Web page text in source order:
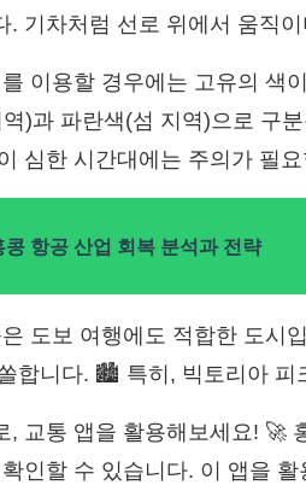
. 기차처럼 선로 위에서 움직
이용할 경우에는 고유의 색
)과 파란색(섬 지역)으로 구
심한 시간대에는 주의가 필
콩 항공 산업 회복 분석과 전략
도보 여행에도 적합한 도시
합니다. 🏙️ 특히, 빅토리아 피
, 교통 앱을 활용해보세요! 🚀
인할 수 있습니다. 이 앱을